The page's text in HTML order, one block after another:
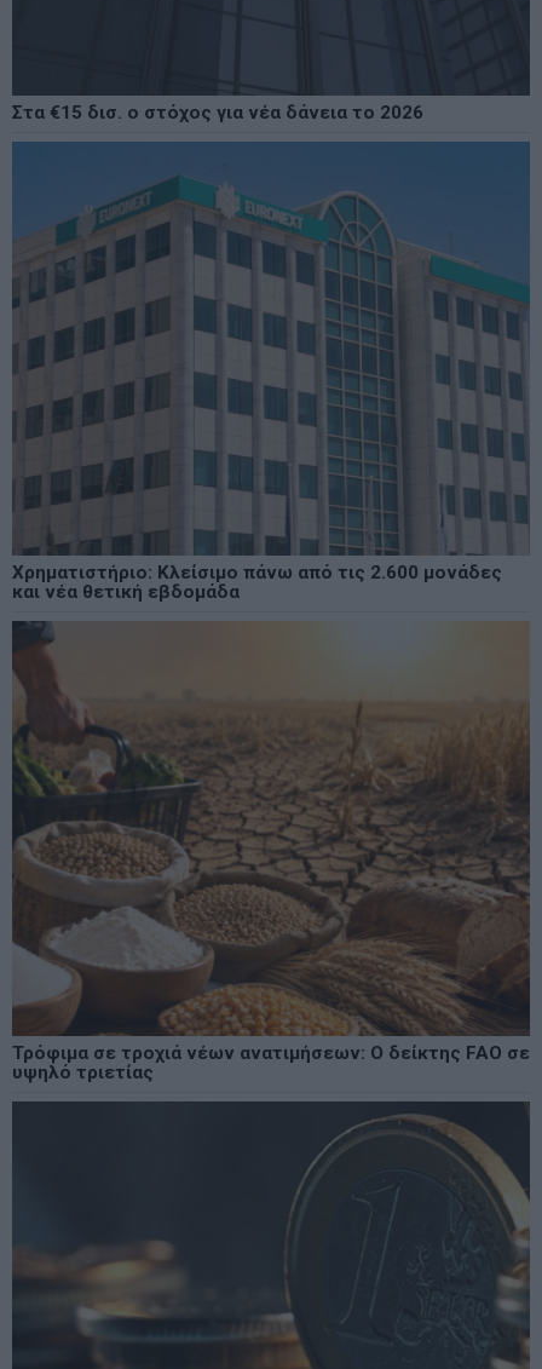
Στα €15 δισ. ο στόχος για νέα δάνεια το 2026
Χρηματιστήριο: Κλείσιμο πάνω από τις 2.600 μονάδες
και νέα θετική εβδομάδα
Τρόφιμα σε τροχιά νέων ανατιμήσεων: Ο δείκτης FAO σε
υψηλό τριετίας